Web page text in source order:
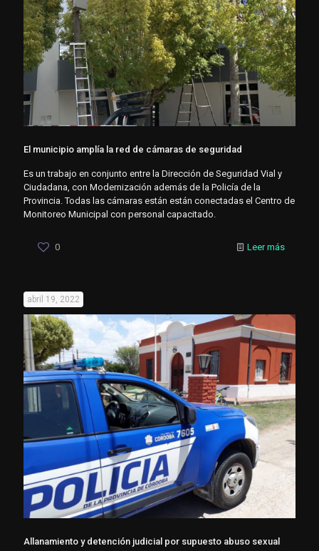
El municipio amplía la red de cámaras de seguridad
Es un trabajo en conjunto entre la Dirección de Seguridad Vial y
Ciudadana, con Modernización además de la Policía de la
Provincia. Todas las cámaras están están conectadas el Centro de
Monitoreo Municipal con personal capacitado.
0 Leer más
abril 19, 2022
Allanamiento y detención judicial por supuesto abuso sexual